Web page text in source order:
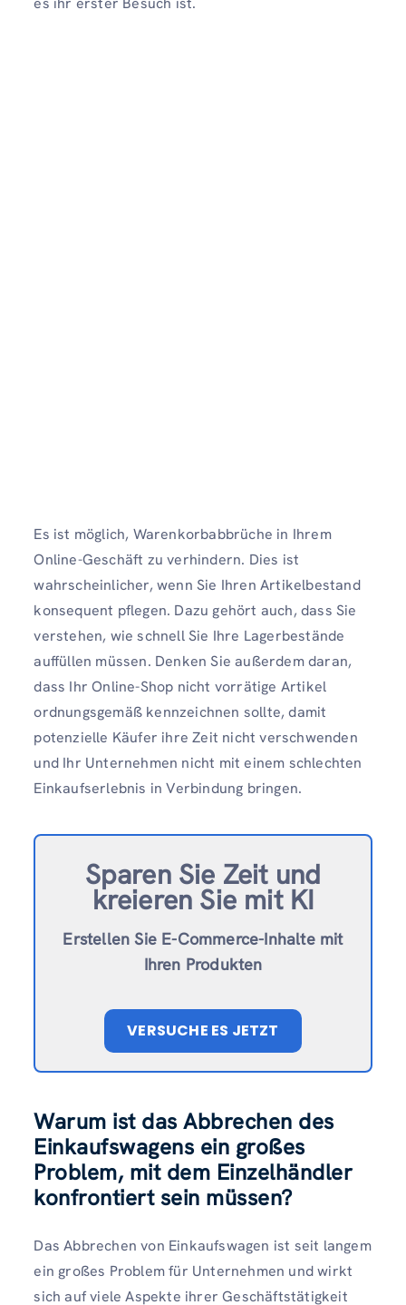
Es ist möglich, Warenkorbabbrüche in Ihrem
Online-Geschäft zu verhindern. Dies ist
wahrscheinlicher, wenn Sie Ihren Artikelbestand
konsequent pflegen. Dazu gehört auch, dass Sie
verstehen, wie schnell Sie Ihre Lagerbestände
auffüllen müssen. Denken Sie außerdem daran,
dass Ihr Online-Shop nicht vorrätige Artikel
ordnungsgemäß kennzeichnen sollte, damit
potenzielle Käufer ihre Zeit nicht verschwenden
und Ihr Unternehmen nicht mit einem schlechten
Einkaufserlebnis in Verbindung bringen.
Sparen Sie Zeit und
kreieren Sie mit KI
Erstellen Sie E-Commerce-Inhalte mit
Ihren Produkten
VERSUCHE ES JETZT
Warum ist das Abbrechen des
Einkaufswagens ein großes
Problem, mit dem Einzelhändler
konfrontiert sein müssen?
Das Abbrechen von Einkaufswagen ist seit langem
ein großes Problem für Unternehmen und wirkt
sich auf viele Aspekte ihrer Geschäftstätigkeit